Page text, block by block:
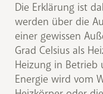
Die Erklärung ist
werden über die
einer gewissen
Grad Celsius als
Heizung in
Energie wird vom